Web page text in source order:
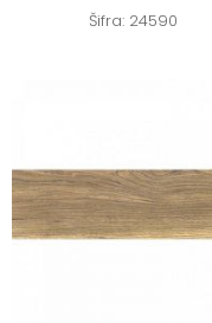
Šifra: 24590